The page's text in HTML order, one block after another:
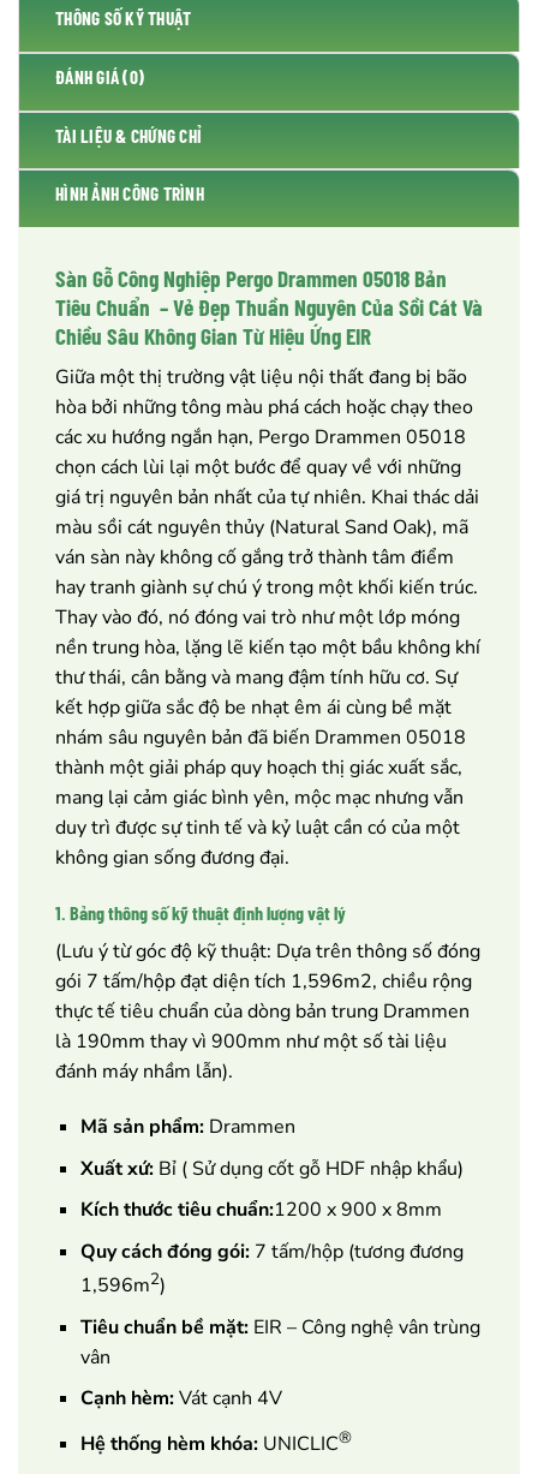
THÔNG SỐ KỸ THUẬT
ĐÁNH GIÁ (0)
TÀI LIỆU & CHỨNG CHỈ
HÌNH ẢNH CÔNG TRÌNH
Sàn Gỗ Công Nghiệp Pergo Drammen 05018 Bản
Tiêu Chuẩn – Vẻ Đẹp Thuần Nguyên Của Sồi Cát Và
Chiều Sâu Không Gian Từ Hiệu Ứng EIR
Giữa một thị trường vật liệu nội thất đang bị bão
hòa bởi những tông màu phá cách hoặc chạy theo
các xu hướng ngắn hạn, Pergo Drammen 05018
chọn cách lùi lại một bước để quay về với những
giá trị nguyên bản nhất của tự nhiên. Khai thác dải
màu sồi cát nguyên thủy (Natural Sand Oak), mã
ván sàn này không cố gắng trở thành tâm điểm
hay tranh giành sự chú ý trong một khối kiến trúc.
Thay vào đó, nó đóng vai trò như một lớp móng
nền trung hòa, lặng lẽ kiến tạo một bầu không khí
thư thái, cân bằng và mang đậm tính hữu cơ. Sự
kết hợp giữa sắc độ be nhạt êm ái cùng bề mặt
nhám sâu nguyên bản đã biến Drammen 05018
thành một giải pháp quy hoạch thị giác xuất sắc,
mang lại cảm giác bình yên, mộc mạc nhưng vẫn
duy trì được sự tinh tế và kỷ luật cần có của một
không gian sống đương đại.
1. Bảng thông số kỹ thuật định lượng vật lý
(Lưu ý từ góc độ kỹ thuật: Dựa trên thông số đóng
gói 7 tấm/hộp đạt diện tích 1,596m2, chiều rộng
thực tế tiêu chuẩn của dòng bản trung Drammen
là 190mm thay vì 900mm như một số tài liệu
đánh máy nhầm lẫn).
Mã sản phẩm:Drammen
Xuất xứ:Bỉ ( Sử dụng cốt gỗ HDF nhập khẩu)
Kích thước tiêu chuẩn:1200 x 900 x 8mm
Quy cách đóng gói:7 tấm/hộp (tương đương
1,596m2)
Tiêu chuẩn bề mặt:EIR – Công nghệ vân trùng
vân
Cạnh hèm:Vát cạnh 4V
Hệ thống hèm khóa:UNICLIC®